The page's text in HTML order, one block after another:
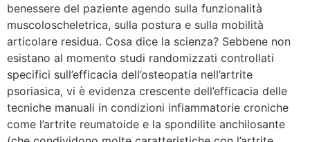
benessere del paziente agendo sulla funzionalità
muscoloscheletrica, sulla postura e sulla mobilità
articolare residua. Cosa dice la scienza? Sebbene non
esistano al momento studi randomizzati controllati
specifici sull’efficacia dell’osteopatia nell’artrite
psoriasica, vi è evidenza crescente dell’efficacia delle
tecniche manuali in condizioni infiammatorie croniche
come l’artrite reumatoide e la spondilite anchilosante